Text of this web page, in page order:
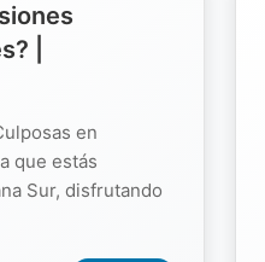
|
en
que estás
Sur, disfrutando